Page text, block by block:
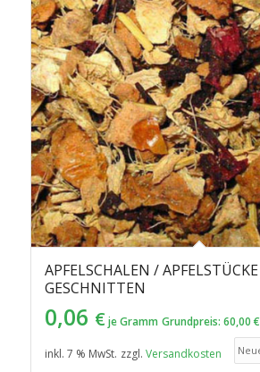
Reihenfolge
zu
sortieren
APFELSCHALEN / APFELSTÜCKE
GESCHNITTEN
0,06 € je Gramm Grundpreis: 60,00 €
inkl. 7 % MwSt. zzgl. Versandkosten